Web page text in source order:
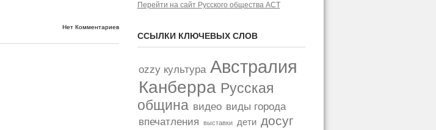
Нет Комментариев
Перейти на сайт Русского общества АСТ
ССЫЛКИ КЛЮЧЕВЫХ СЛОВ
ozzy культура Австралия
Канберра Русская
община видео виды города
впечатления
выставки дети досуг